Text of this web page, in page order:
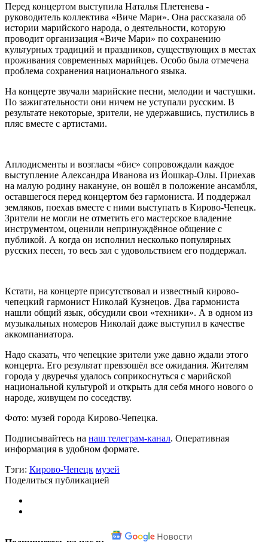
Перед концертом выступила Наталья Плетенева -
руководитель коллектива «Виче Мари». Она рассказала об
истории марийского народа, о деятельности, которую
проводит организация «Виче Мари» по сохранению
культурных традиций и праздников, существующих в местах
проживания современных марийцев. Особо была отмечена
проблема сохранения национального языка.
На концерте звучали марийские песни, мелодии и частушки.
По зажигательности они ничем не уступали русским. В
результате некоторые, зрители, не удержавшись, пустились в
пляс вместе с артистами.
Аплодисменты и возгласы «бис» сопровождали каждое
выступление Александра Иванова из Йошкар-Олы. Приехав
на малую родину накануне, он вошёл в положение ансамбля,
оставшегося перед концертом без гармониста. И поддержал
земляков, поехав вместе с ними выступать в Кирово-Чепецк.
Зрители не могли не отметить его мастерское владение
инструментом, оценили непринуждённое общение с
публикой. А когда он исполнил несколько популярных
русских песен, то весь зал с удовольствием его поддержал.
Кстати, на концерте присутствовал и известный кирово-
чепецкий гармонист Николай Кузнецов. Два гармониста
нашли общий язык, обсудили свои «техники». А в одном из
музыкальных номеров Николай даже выступил в качестве
аккомпаниатора.
Надо сказать, что чепецкие зрители уже давно ждали этого
концерта. Его результат превзошёл все ожидания. Жителям
города у двуречья удалось соприкоснуться с марийской
национальной культурой и открыть для себя много нового о
народе, живущем по соседству.
Фото: музей города Кирово-Чепецка.
Подписывайтесь на наш телеграм-канал. Оперативная
информация в удобном формате.
Тэги: Кирово-Чепецк музей
Поделиться публикацией